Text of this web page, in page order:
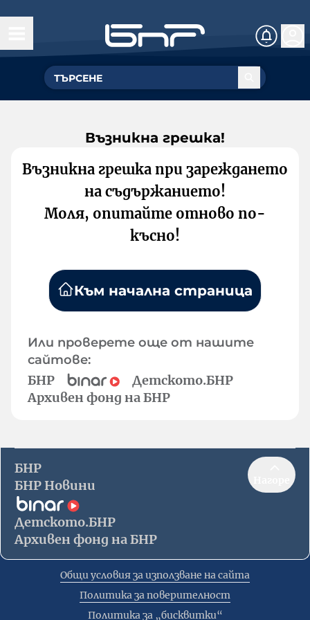
Възникна грешка!
Възникна грешка при зареждането
на съдържанието!
Моля, опитайте отново по-
късно!
Към начална страница
Или проверете още от нашите
сайтове:
БНР
Детското.БНР
Архивен фонд на БНР
БНР
БНР Новини
Детското.БНР
Архивен фонд на БНР
Общи условия за използване на сайта
Политика за поверителност
Политика за „бисквитки“